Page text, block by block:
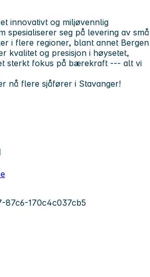
innovativt og miljøvennlig
spesialiserer seg på levering av små
i flere regioner, blant annet Bergen
kvalitet og presisjon i høysetet,
sterkt fokus på bærekraft --- alt vi
nå flere sjåfører i Stavanger!
87c6-170c4c037cb5